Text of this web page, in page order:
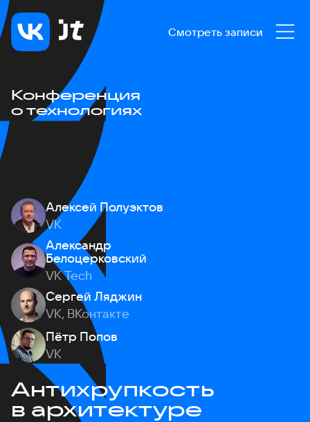
Смотреть записи
Конференция
о технологиях
Алексей Полуэктов
VK
Александр
Белоцерковский
VK Tech
Сергей Ляджин
VK, ВКонтакте
Пётр Попов
VK
Антихрупкость
в архитектуре